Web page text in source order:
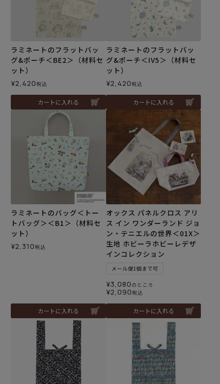
ラミネートのフラットバッ
グ&ポーチ＜BE2＞（材料セ
ット）
¥2,420税込
カートに入れる
ラミネートのフラットバッ
グ&ポーチ＜IV5＞（材料セ
ット）
¥2,420税込
カートに入れる
ラミネートのバッグ＜トー
トバッグ＞＜B1＞（材料セ
ット）
¥2,310税込
カートに入れる
オックス パネルクロス アリ
ス イン ワンダーランド ジョ
ン・テニエルの世界＜01X＞
生地 ホビーラホビーレデザ
インコレクション
メール便1個まで可
¥3,080 のところ
¥2,090税込
カートに入れる